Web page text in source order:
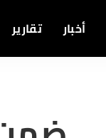
أخبار تقارير